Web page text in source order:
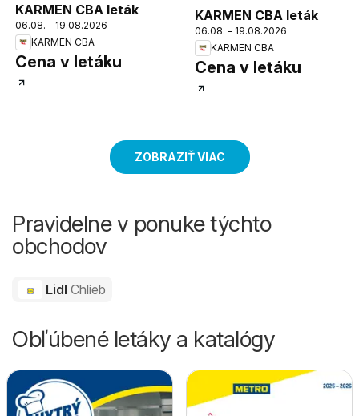
KARMEN CBA leták
06.08. - 19.08.2026
KARMEN CBA
Cena v letáku
KARMEN CBA leták
06.08. - 19.08.2026
KARMEN CBA
Cena v letáku
ZOBRAZIŤ VIAC
Pravidelne v ponuke týchto
obchodov
Lidl Chlieb
Obľúbené letáky a katalógy